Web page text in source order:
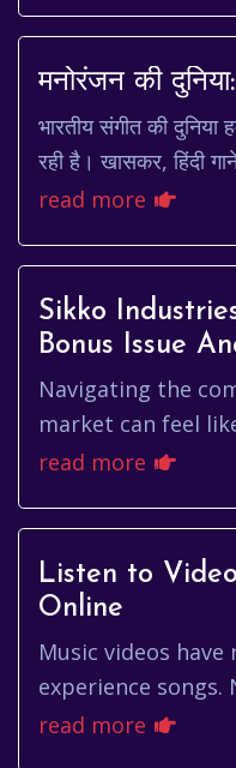
मनोरंजन की
भारतीय संगीत की दुनिया
रही है। खासकर, हिंदी
बसे हुए हैं। चाहे वो प्यार
read more
Sikko
Bonus Issue
Navigating the
market can feel
weather. One
read more
Listen to
Online
Music videos
experience songs.
to just listening;
read more